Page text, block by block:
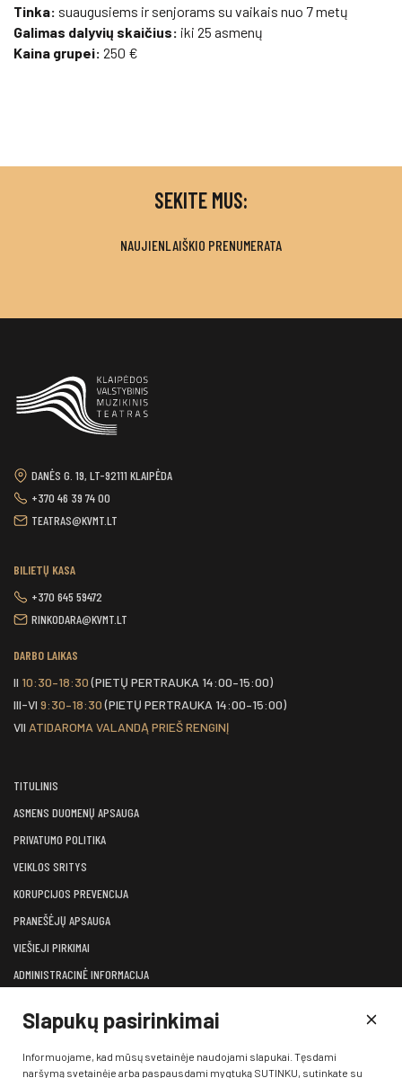
Slapukų pasirinkimai
Informuojame, kad mūsų svetainėje naudojami slapukai. Tęsdami
naršymą svetainėje arba paspausdami mygtuką SUTINKU, sutinkate su
Tinka: suaugusiems ir senjorams su vaikais nuo 7 metų
Galimas dalyvių skaičius: iki 25 asmenų
Kaina grupei: 250 €
SEKITE MUS:
NAUJIENLAIŠKIO PRENUMERATA
DANĖS G. 19, LT-92111 KLAIPĖDA
+370 46 39 74 00
TEATRAS@KVMT.LT
BILIETŲ KASA
+370 645 59472
RINKODARA@KVMT.LT
DARBO LAIKAS
II 10:30–18:30(PIETŲ PERTRAUKA 14:00–15:00)
III-VI 9:30–18:30(PIETŲ PERTRAUKA 14:00–15:00)
VII ATIDAROMA VALANDĄ PRIEŠ RENGINĮ
TITULINIS
ASMENS DUOMENŲ APSAUGA
PRIVATUMO POLITIKA
VEIKLOS SRITYS
KORUPCIJOS PREVENCIJA
PRANEŠĖJŲ APSAUGA
VIEŠIEJI PIRKIMAI
ADMINISTRACINĖ INFORMACIJA
ATVIRI DUOMENYS
KONSULTAVIMASIS SU VISUOMENE